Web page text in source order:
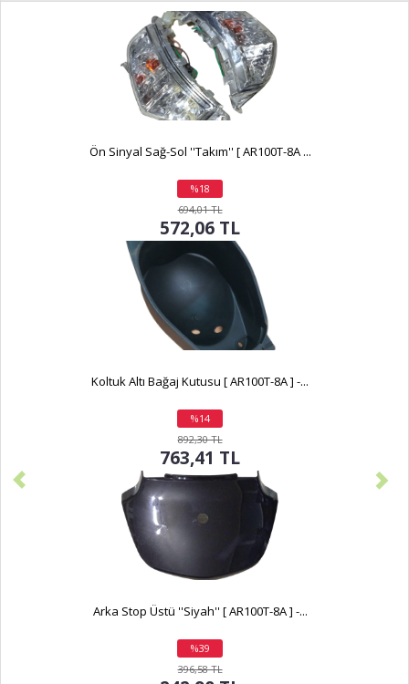
Ön Sinyal Sağ-Sol ''Takım'' [ AR100T-8A ...
%18
indirim
694,01 TL
572,06 TL
Koltuk Altı Bağaj Kutusu [ AR100T-8A ] -...
%14
indirim
892,30 TL
763,41 TL
Arka Stop Üstü ''Siyah'' [ AR100T-8A ] -...
%39
indirim
396,58 TL